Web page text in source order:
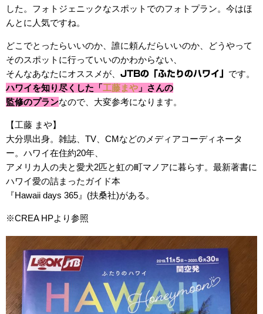
した。フォトジェニックなスポットでのフォトプラン。今はほ
んとに人気ですね。
どこでとったらいいのか、誰に頼んだらいいのか、どうやって
そのスポットに行っていいのかわからない、
そんなあなたにオススメが、 JTBの「ふたりのハワイ」 です。
ハワイを知り尽くした「工藤まや 」さんの
監修のプランなので、大変参考になります。
【工藤 まや】
大分県出身。雑誌、TV、CMなどのメディアコーディネータ
ー。ハワイ在住約20年、
アメリカ人の夫と愛犬2匹と虹の町マノアに暮らす。最新著書に
ハワイ愛の詰まったガイド本
『Hawaii days 365』(扶桑社)がある。
※CREA HPより参照